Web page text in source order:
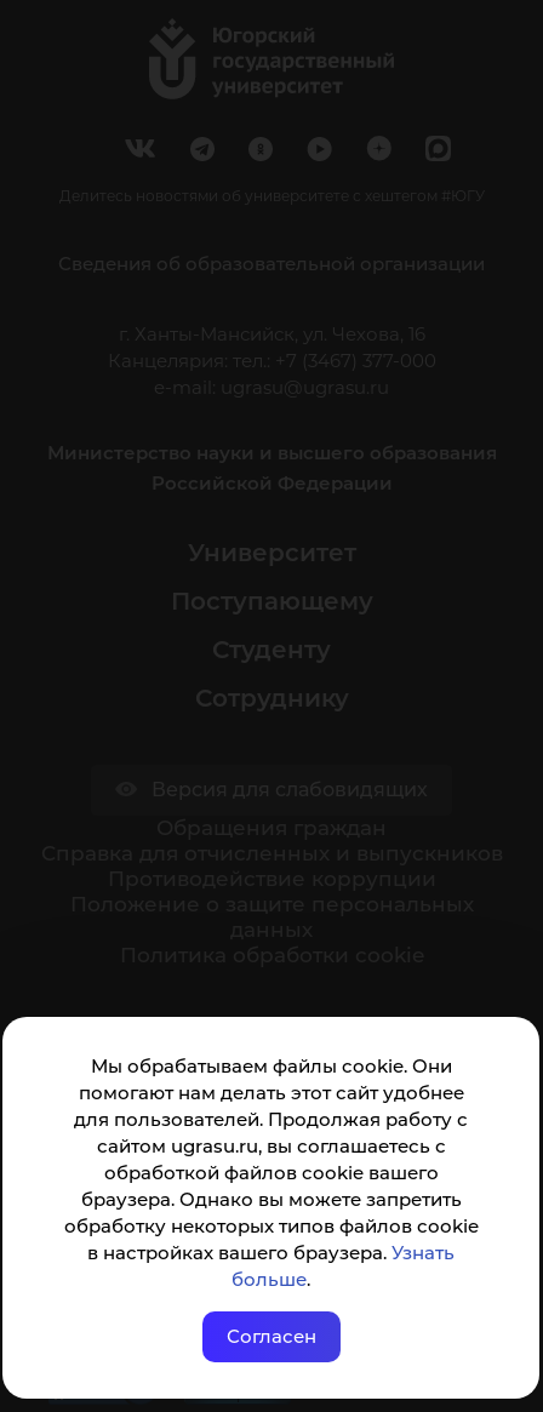
Мы обрабатываем файлы cookie. Они
помогают нам делать этот сайт удобнее
для пользователей. Продолжая работу с
сайтом ugrasu.ru, вы соглашаетесь с
обработкой файлов cookie вашего
браузера. Однако вы можете запретить
обработку некоторых типов файлов cookie
в настройках вашего браузера.Узнать
больше.
Согласен
Делитесь новостями об университете с хештегом #ЮГУ
Сведения об образовательной организации
г. Ханты-Мансийск, ул. Чехова, 16
Канцелярия: тел.: +7 (3467) 377-000
e-mail:
ugrasu@ugrasu.ru
Министерство науки и высшего образования
Российской Федерации
Университет
Поступающему
Студенту
Сотруднику
организации:
Анкета доступна по QR-коду, а так же по прямой
ссылке
© ФГБОУ ВО ЮГУ 2001–2026